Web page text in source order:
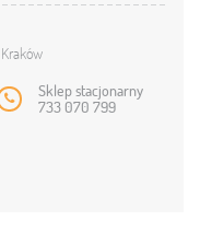
Sklep stacjonarny
733 070 799